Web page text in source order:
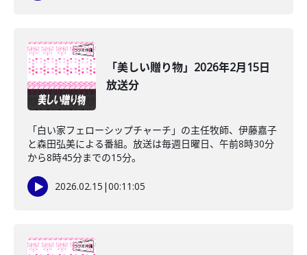
「美しい贈り物」2026年2月15日
放送分
「白い家フェローシップチャーチ」の主任牧師、伊藤嘉子
と森田弘美による番組。放送は毎週日曜日、午前8時30分
から8時45分までの15分。
2026.02.15 |00:11:05